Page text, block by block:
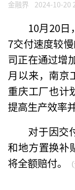
金融界 2024-10-20
10月20日
7交付速度较
司正在通过增
月以来，南京
重庆工厂也计
提高生产效率
对于因交
和地方置换补
将全额赔付。